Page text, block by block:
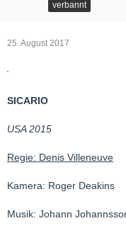
verbannt
25. August 2017
SICARIO
USA 2015
Regie: Denis Villeneuve
Kamera: Roger Deakins
Musik: Johann